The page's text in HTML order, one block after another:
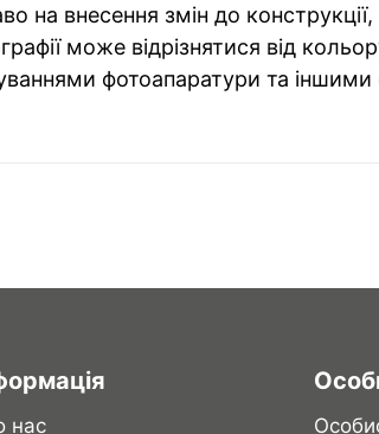
внесення змін до
може відрізнятися від
фотоапаратури та
нас